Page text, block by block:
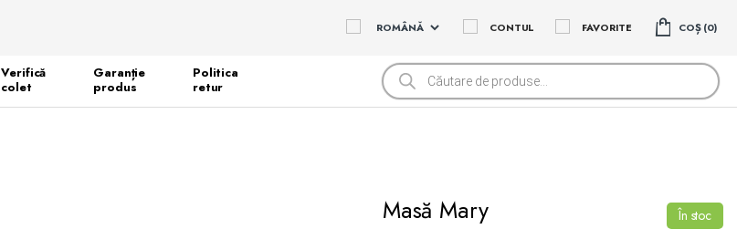
CONTUL FAVORITE COȘ 0
Verifică
colet
Garanție
produs
Politica
retur
Products
search
Masă Mary În stoc